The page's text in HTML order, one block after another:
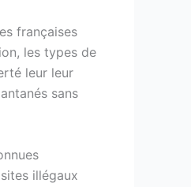
françaises
les types de
leur leur
sans
illégaux